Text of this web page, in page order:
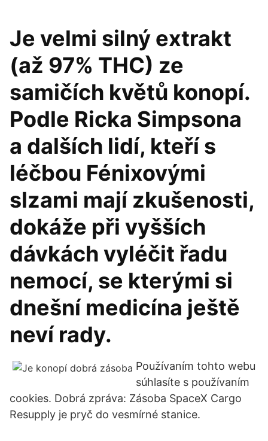
Je velmi silný extrakt
(až 97% THC) ze
samičích květů konopí.
Podle Ricka Simpsona
a dalších lidí, kteří s
léčbou Fénixovými
slzami mají zkušenosti,
dokáže při vyšších
dávkách vyléčit řadu
nemocí, se kterými si
dnešní medicína ještě
neví rady.
Používaním tohto webu
súhlasíte s používaním
cookies. Dobrá zpráva: Zásoba SpaceX Cargo
Resupply je pryč do vesmírné stanice.